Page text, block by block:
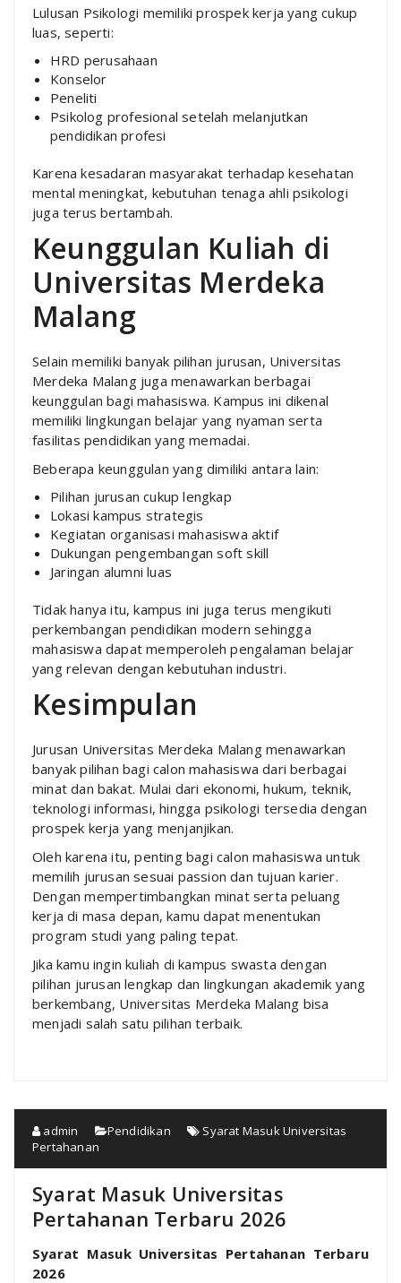
Lulusan Psikologi memiliki prospek kerja yang cukup
luas, seperti:
HRD perusahaan
Konselor
Peneliti
Psikolog profesional setelah melanjutkan
pendidikan profesi
Karena kesadaran masyarakat terhadap kesehatan
mental meningkat, kebutuhan tenaga ahli psikologi
juga terus bertambah.
Keunggulan Kuliah di
Universitas Merdeka
Malang
Selain memiliki banyak pilihan jurusan, Universitas
Merdeka Malang juga menawarkan berbagai
keunggulan bagi mahasiswa. Kampus ini dikenal
memiliki lingkungan belajar yang nyaman serta
fasilitas pendidikan yang memadai.
Beberapa keunggulan yang dimiliki antara lain:
Pilihan jurusan cukup lengkap
Lokasi kampus strategis
Kegiatan organisasi mahasiswa aktif
Dukungan pengembangan soft skill
Jaringan alumni luas
Tidak hanya itu, kampus ini juga terus mengikuti
perkembangan pendidikan modern sehingga
mahasiswa dapat memperoleh pengalaman belajar
yang relevan dengan kebutuhan industri.
Kesimpulan
Jurusan Universitas Merdeka Malang menawarkan
banyak pilihan bagi calon mahasiswa dari berbagai
minat dan bakat. Mulai dari ekonomi, hukum, teknik,
teknologi informasi, hingga psikologi tersedia dengan
prospek kerja yang menjanjikan.
Oleh karena itu, penting bagi calon mahasiswa untuk
memilih jurusan sesuai passion dan tujuan karier.
Dengan mempertimbangkan minat serta peluang
kerja di masa depan, kamu dapat menentukan
program studi yang paling tepat.
Jika kamu ingin kuliah di kampus swasta dengan
pilihan jurusan lengkap dan lingkungan akademik yang
berkembang, Universitas Merdeka Malang bisa
menjadi salah satu pilihan terbaik.
admin Pendidikan
Syarat Masuk Universitas
Pertahanan
Syarat Masuk Universitas
Pertahanan Terbaru 2026
Syarat Masuk Universitas Pertahanan Terbaru
2026